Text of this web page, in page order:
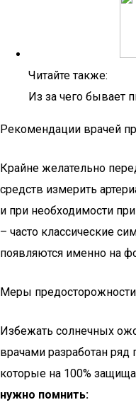
Читайте также:
Из за чего бывает
Рекомендации врачей
Крайне желательно
средств измерить
и при необходимости
– часто классические
появляются именно на
Меры предосторожности
Избежать солнечных
врачами разработан
которые на 100%
нужно помнить: